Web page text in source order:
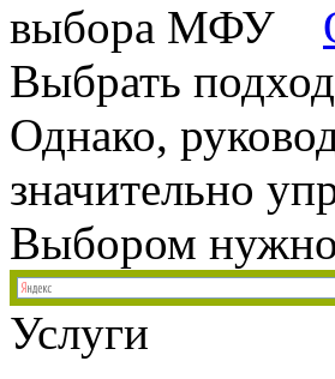
Выбрать
Однако,
значительно
Выбором нужно
Услуги